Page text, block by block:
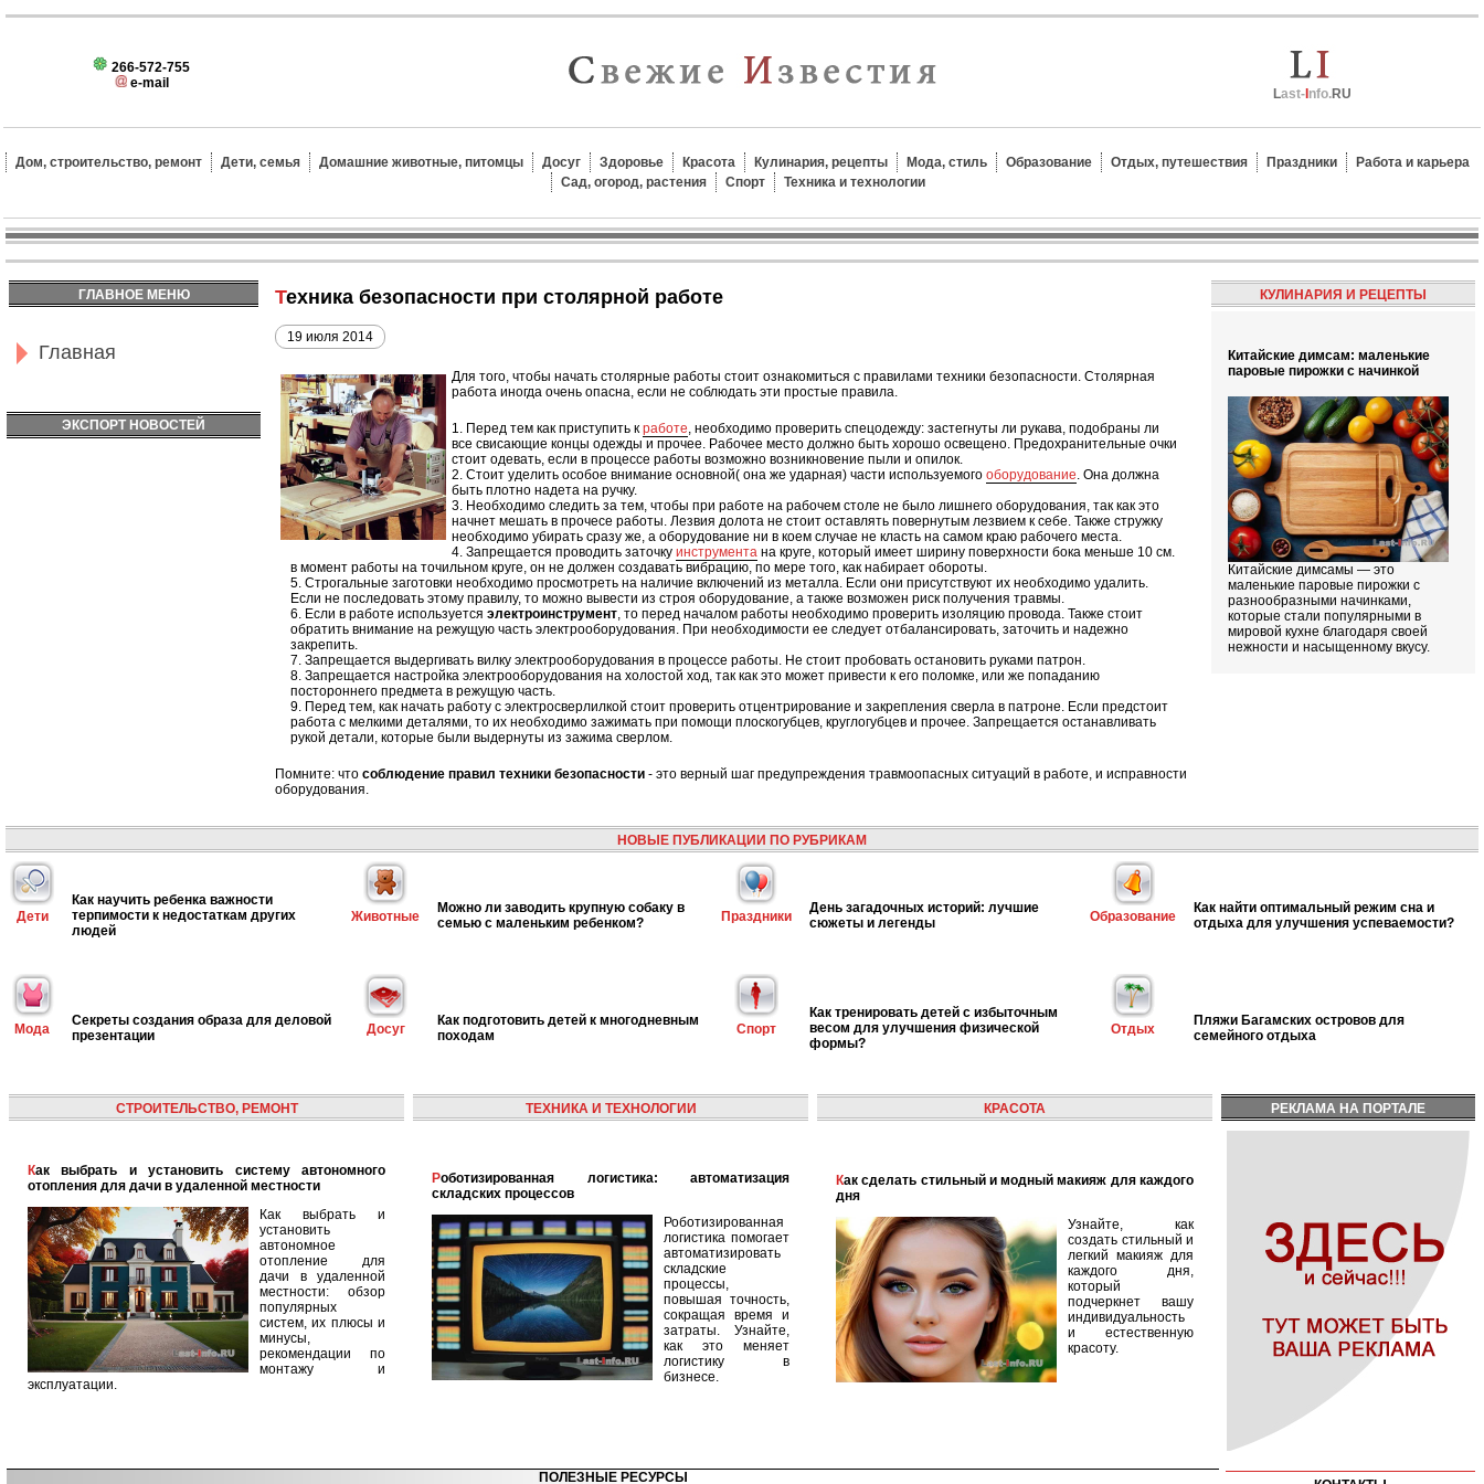
266-572-755
e-mail
Last- nfo.RU
Дом, строительство, ремонт Дети, семья Домашние животные, питомцы Досуг Здоровье Красота Кулинария, рецепты Мода, стиль Образование Отдых, путешествия Праздники
Работа и карьера
Сад, огород, растения
Спорт Техника и технологии
ГЛАВНОЕ МЕНЮ
Главная
ЭКСПОРТ НОВОСТЕЙ
Техника безопасности при столярной работе
19 июля 2014
Для того, чтобы начать столярные работы стоит ознакомиться с правилами техники безопасности. Столярная
работа иногда очень опасна, если не соблюдать эти простые правила.
Перед тем как приступить к работе, необходимо проверить спецодежду: застегнуты ли рукава, подобраны ли
все свисающие концы одежды и прочее. Рабочее место должно быть хорошо освещено. Предохранительные очки
стоит одевать, если в процессе работы возможно возникновение пыли и опилок.
Стоит уделить особое внимание основной( она же ударная) части используемого оборудование. Она должна
быть плотно надета на ручку.
Необходимо следить за тем, чтобы при работе на рабочем столе не было лишнего оборудования, так как это
начнет мешать в прочесе работы. Лезвия долота не стоит оставлять повернутым лезвием к себе. Также стружку
необходимо убирать сразу же, а оборудование ни в коем случае не класть на самом краю рабочего места.
Запрещается проводить заточку инструмента на круге, который имеет ширину поверхности бока меньше 10 см.
в момент работы на точильном круге, он не должен создавать вибрацию, по мере того, как набирает обороты.
Строгальные заготовки необходимо просмотреть на наличие включений из металла. Если они присутствуют их необходимо удалить.
Если не последовать этому правилу, то можно вывести из строя оборудование, а также возможен риск получения травмы.
Если в работе используется электроинструмент, то перед началом работы необходимо проверить изоляцию провода. Также стоит
обратить внимание на режущую часть электрооборудования. При необходимости ее следует отбалансировать, заточить и надежно
закрепить.
Запрещается выдергивать вилку электрооборудования в процессе работы. Не стоит пробовать остановить руками патрон.
Запрещается настройка электрооборудования на холостой ход, так как это может привести к его поломке, или же попаданию
постороннего предмета в режущую часть.
Перед тем, как начать работу с электросверлилкой стоит проверить отцентрирование и закрепления сверла в патроне. Если предстоит
работа с мелкими деталями, то их необходимо зажимать при помощи плоскогубцев, круглогубцев и прочее. Запрещается останавливать
рукой детали, которые были выдернуты из зажима сверлом.
Помните: что соблюдение правил техники безопасности - это верный шаг предупреждения травмоопасных ситуаций в работе, и исправности
оборудования.
КУЛИНАРИЯ И РЕЦЕПТЫ
Китайские димсам: маленькие
паровые пирожки с начинкой
Китайские димсамы — это
маленькие паровые пирожки с
разнообразными начинками,
которые стали популярными в
мировой кухне благодаря своей
нежности и насыщенному вкусу.
НОВЫЕ ПУБЛИКАЦИИ ПО РУБРИКАМ
Дети
Как научить ребенка важности
терпимости к недостаткам других
людей
Животные
Можно ли заводить крупную собаку в
семью с маленьким ребенком?
Праздники
День загадочных историй: лучшие
сюжеты и легенды
Образование
Как найти оптимальный режим сна и
отдыха для улучшения успеваемости?
Мода
Секреты создания образа для деловой
презентации
Досуг
Как подготовить детей к многодневным
походам
Спорт
Как тренировать детей с избыточным
весом для улучшения физической
формы?
Отдых
Пляжи Багамских островов для
семейного отдыха
СТРОИТЕЛЬСТВО, РЕМОНТ
Как выбрать и установить систему автономного
отопления для дачи в удаленной местности
Как выбрать и
установить
автономное
отопление для
дачи в удаленной
местности: обзор
популярных
систем, их плюсы и
минусы,
рекомендации по
монтажу и
эксплуатации.
ТЕХНИКА И ТЕХНОЛОГИИ
Роботизированная логистика: автоматизация
складских процессов
Роботизированная
логистика помогает
автоматизировать
складские
процессы,
повышая точность,
сокращая время и
затраты. Узнайте,
как это меняет
логистику в
бизнесе.
КРАСОТА
Как сделать стильный и модный макияж для каждого
дня
Узнайте, как
создать стильный и
легкий макияж для
каждого дня,
который
подчеркнет вашу
индивидуальность
и естественную
красоту.
РЕКЛАМА НА ПОРТАЛЕ
ПОЛЕЗНЫЕ РЕСУРСЫ